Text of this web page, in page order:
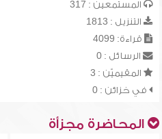
المستمعين : 317
التنزيل : 1813
قراءة: 4099
الرسائل : 0
المقيميّن : 3
في خزائن : 0
المحاضرة مجزأة